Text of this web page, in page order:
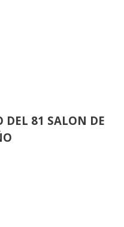
DEL 81 SALON DE